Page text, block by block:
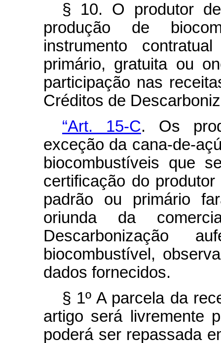
§ 10. O produtor
produção de
instrumento
primário, gratuita ou
participação nas
Créditos de
“Art. 15-C. Os
exceção da cana-de-
biocombustíveis que
certificação do
padrão ou primário
oriunda da
Descarbonização
biocombustível,
dados fornecidos.
§ 1º A parcela da
artigo será livremente
poderá ser repassada